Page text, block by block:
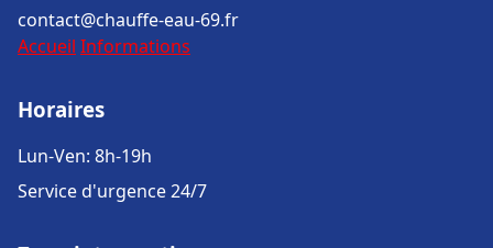
contact@chauffe-eau-69.fr
Accueil Informations
Horaires
Lun-Ven: 8h-19h
Service d'urgence 24/7